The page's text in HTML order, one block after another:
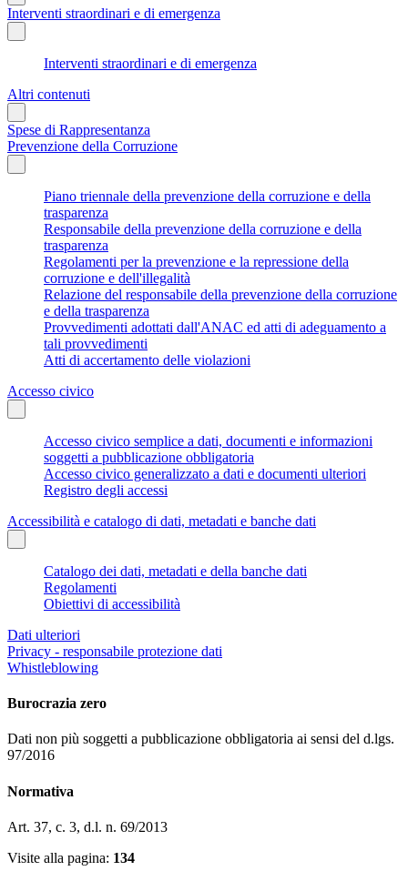
Interventi straordinari e di emergenza
Interventi straordinari e di emergenza
Altri contenuti
Spese di Rappresentanza
Prevenzione della Corruzione
Piano triennale della prevenzione della corruzione e della
trasparenza
Responsabile della prevenzione della corruzione e della
trasparenza
Regolamenti per la prevenzione e la repressione della
corruzione e dell'illegalità
Relazione del responsabile della prevenzione della corruzione
e della trasparenza
Provvedimenti adottati dall'ANAC ed atti di adeguamento a
tali provvedimenti
Atti di accertamento delle violazioni
Accesso civico
Accesso civico semplice a dati, documenti e informazioni
soggetti a pubblicazione obbligatoria
Accesso civico generalizzato a dati e documenti ulteriori
Registro degli accessi
Accessibilità e catalogo di dati, metadati e banche dati
Catalogo dei dati, metadati e della banche dati
Regolamenti
Obiettivi di accessibilità
Dati ulteriori
Privacy - responsabile protezione dati
Whistleblowing
Burocrazia zero
Dati non più soggetti a pubblicazione obbligatoria ai sensi del d.lgs.
97/2016
Normativa
Art. 37, c. 3, d.l. n. 69/2013
Visite alla pagina: 134